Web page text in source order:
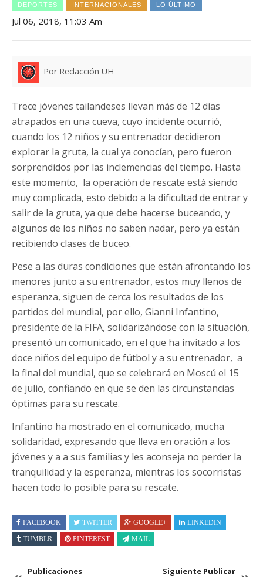
DEPORTES INTERNACIONALES LO ÚLTIMO
Jul 06, 2018, 11:03 Am
Por Redacción UH
Trece jóvenes tailandeses llevan más de 12 días
atrapados en una cueva, cuyo incidente ocurrió,
cuando los 12 niños y su entrenador decidieron
explorar la gruta, la cual ya conocían, pero fueron
sorprendidos por las inclemencias del tiempo. Hasta
este momento, la operación de rescate está siendo
muy complicada, esto debido a la dificultad de entrar y
salir de la gruta, ya que debe hacerse buceando, y
algunos de los niños no saben nadar, pero ya están
recibiendo clases de buceo.
Pese a las duras condiciones que están afrontando los
menores junto a su entrenador, estos muy llenos de
esperanza, siguen de cerca los resultados de los
partidos del mundial, por ello, Gianni Infantino,
presidente de la FIFA, solidarizándose con la situación,
presentó un comunicado, en el que ha invitado a los
doce niños del equipo de fútbol y a su entrenador, a
la final del mundial, que se celebrará en Moscú el 15
de julio, confiando en que se den las circunstancias
óptimas para su rescate.
Infantino ha mostrado en el comunicado, mucha
solidaridad, expresando que lleva en oración a los
jóvenes y a a sus familias y les aconseja no perder la
tranquilidad y la esperanza, mientras los socorristas
hacen todo lo posible para su rescate.
FACEBOOK TWITTER GOOGLE+
LINKEDIN
TUMBLR
PINTEREST MAIL
Publicaciones
Siguiente Publicar